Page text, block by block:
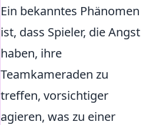
Ein bekanntes Phänomen
ist, dass Spieler, die Angst
haben, ihre
Teamkameraden zu
treffen, vorsichtiger
agieren, was zu einer